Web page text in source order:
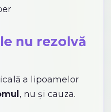
nu rezolvă
a lipoamelor
, nu și cauza.